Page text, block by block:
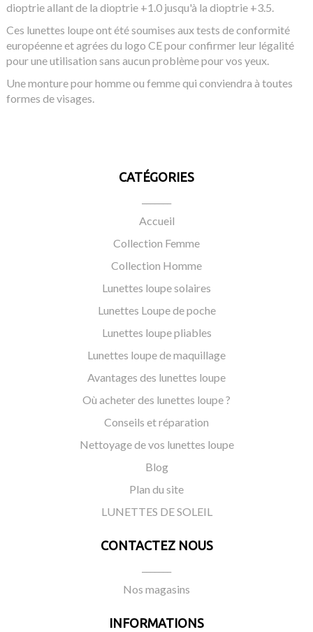
dioptrie allant de la dioptrie +1.0 jusqu'à la dioptrie +3.5.
Ces lunettes loupe ont été soumises aux tests de conformité
européenne et agrées du logo CE pour confirmer leur légalité
pour une utilisation sans aucun problème pour vos yeux.
Une monture pour homme ou femme qui conviendra à toutes
formes de visages.
CATÉGORIES
Accueil
Collection Femme
Collection Homme
Lunettes loupe solaires
Lunettes Loupe de poche
Lunettes loupe pliables
Lunettes loupe de maquillage
Avantages des lunettes loupe
Où acheter des lunettes loupe ?
Conseils et réparation
Nettoyage de vos lunettes loupe
Blog
Plan du site
LUNETTES DE SOLEIL
CONTACTEZ NOUS
Nos magasins
INFORMATIONS